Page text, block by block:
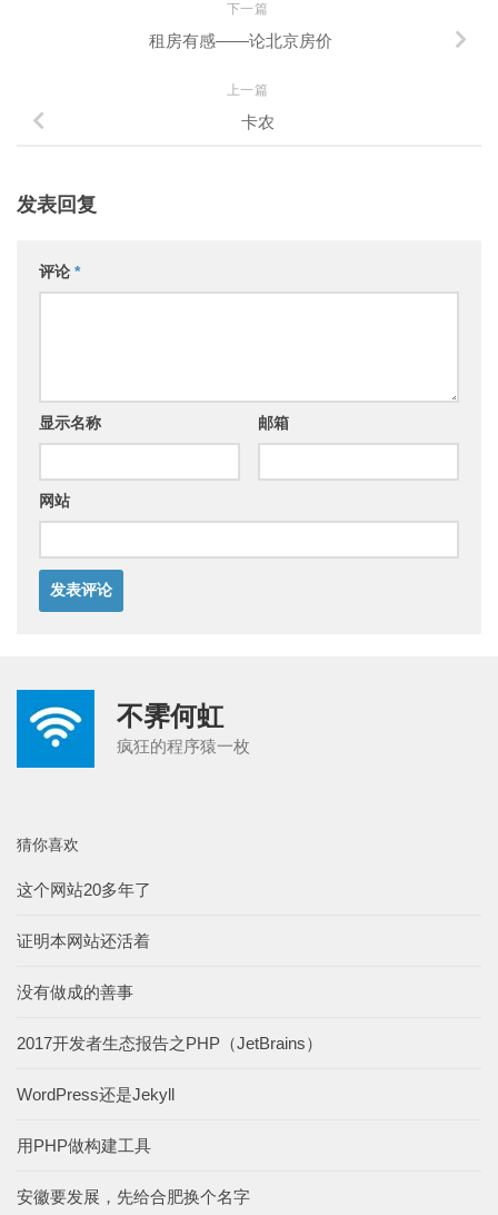
下一篇
租房有感——论北京房价
上一篇
卡农
发表回复
评论 *
显示名称 邮箱
网站
不霁何虹
疯狂的程序猿一枚
猜你喜欢
这个网站20多年了
证明本网站还活着
没有做成的善事
2017开发者生态报告之PHP（JetBrains）
WordPress还是Jekyll
用PHP做构建工具
安徽要发展，先给合肥换个名字